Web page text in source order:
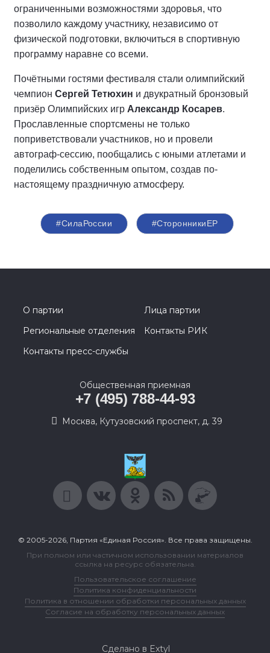
ограниченными возможностями здоровья, что
позволило каждому участнику, независимо от
физической подготовки, включиться в спортивную
программу наравне со всеми.
Почётными гостями фестиваля стали олимпийский
чемпион Сергей Тетюхин и двукратный бронзовый
призёр Олимпийских игр Александр Косарев.
Прославленные спортсмены не только
поприветствовали участников, но и провели
автограф-сессию, пообщались с юными атлетами и
поделились собственным опытом, создав по-
настоящему праздничную атмосферу.
#СилаРоссии #СторонникиЕР
О партии
Лица партии
Региональные отделения
Контакты РИК
Контакты пресс-службы
Общественная приемная
+7 (495) 788-44-93
Москва, Кутузовский проспект, д. 39
© 2005-2026, Партия «Единая Россия». Все права защищены.
При полном или частичном использовании материалов
ссылка на ресурс обязательна.
Пользовательское соглашение
Политика конфиденциальности
Политика в отношении обработки персональных данных
Согласие на обработку персональных данных
Сделано в Extyl